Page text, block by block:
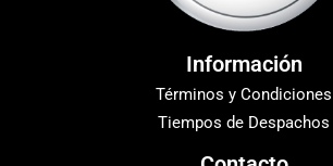
Información
Términos y Condiciones
Tiempos de Despachos